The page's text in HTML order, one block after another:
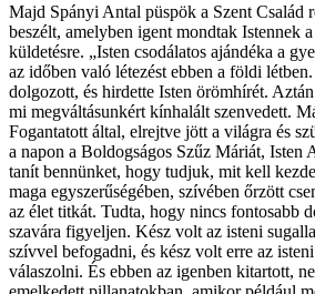
Majd Spányi Antal püspök a Szent Család
beszélt, amelyben igent mondtak Istennek
küldetésre. „Isten csodálatos ajándéka a
az időben való létezést ebben a földi
dolgozott, és hirdette Isten örömhírét.
mi megváltásunkért kínhalált szenvedett.
Fogantatott által, elrejtve jött a világra és
a napon a Boldogságos Szűz Máriát, Isten
tanít bennünket, hogy tudjuk, mit kell
maga egyszerűségében, szívében őrzött
az élet titkát. Tudta, hogy nincs fontosabb
szavára figyeljen. Kész volt az isteni
szívvel befogadni, és kész volt erre az
válaszolni. És ebben az igenben kitartott,